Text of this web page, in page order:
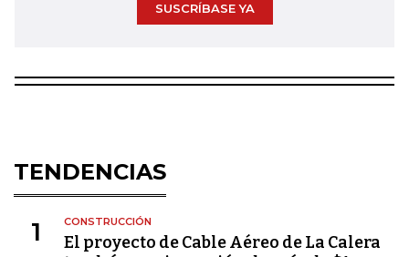
SUSCRÍBASE YA
TENDENCIAS
1 CONSTRUCCIÓN
El proyecto de Cable Aéreo de La Calera